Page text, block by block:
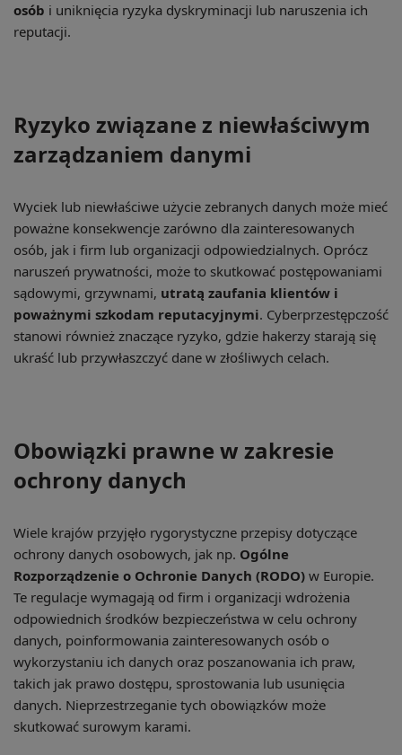
osób i uniknięcia ryzyka dyskryminacji lub naruszenia ich
reputacji.
Ryzyko związane z niewłaściwym
zarządzaniem danymi
Wyciek lub niewłaściwe użycie zebranych danych może mieć
poważne konsekwencje zarówno dla zainteresowanych
osób, jak i firm lub organizacji odpowiedzialnych. Oprócz
naruszeń prywatności, może to skutkować postępowaniami
sądowymi, grzywnami, utratą zaufania klientów i
poważnymi szkodam reputacyjnymi. Cyberprzestępczość
stanowi również znaczące ryzyko, gdzie hakerzy starają się
ukraść lub przywłaszczyć dane w złośliwych celach.
Obowiązki prawne w zakresie
ochrony danych
Wiele krajów przyjęło rygorystyczne przepisy dotyczące
ochrony danych osobowych, jak np. Ogólne
Rozporządzenie o Ochronie Danych (RODO) w Europie.
Te regulacje wymagają od firm i organizacji wdrożenia
odpowiednich środków bezpieczeństwa w celu ochrony
danych, poinformowania zainteresowanych osób o
wykorzystaniu ich danych oraz poszanowania ich praw,
takich jak prawo dostępu, sprostowania lub usunięcia
danych. Nieprzestrzeganie tych obowiązków może
skutkować surowym karami.